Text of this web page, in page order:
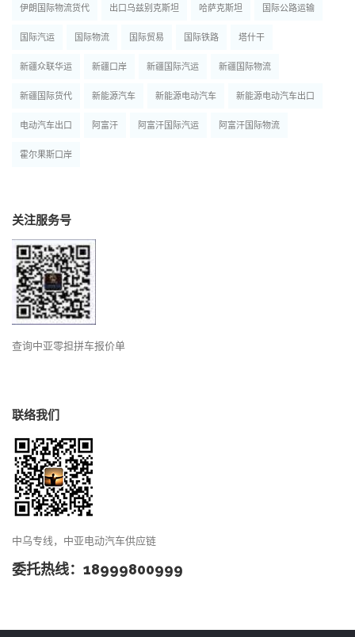
伊朗国际物流货代 出口乌兹别克斯坦 哈萨克斯坦 国际公路运输
国际汽运 国际物流 国际贸易 国际铁路 塔什干
新疆众联华运 新疆口岸 新疆国际汽运 新疆国际物流
新疆国际货代 新能源汽车 新能源电动汽车 新能源电动汽车出口
电动汽车出口 阿富汗 阿富汗国际汽运 阿富汗国际物流
霍尔果斯口岸
关注服务号
查询中亚零担拼车报价单
联络我们
中乌专线，中亚电动汽车供应链
委托热线：18999800999